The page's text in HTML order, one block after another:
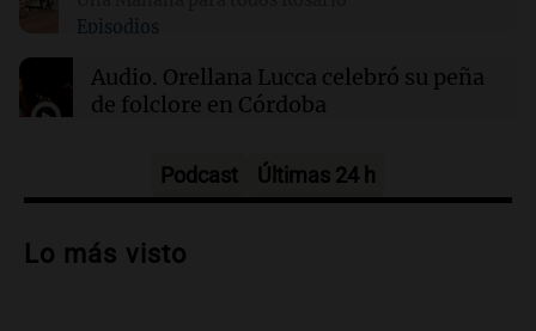
04:19
Incendios forestales en Indonesia: se
intensifican las llamas en el Parque Nacional
Episodios
Audio. Orellana Lucca celebró su peña
de folclore en Córdoba
Audio.Trágico accidente en Mendoza:
vehículos desde un puente
Podcast Últimas 24 h
Lo más visto